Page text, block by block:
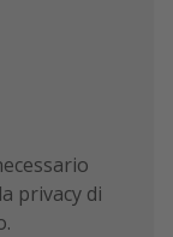
privacy di